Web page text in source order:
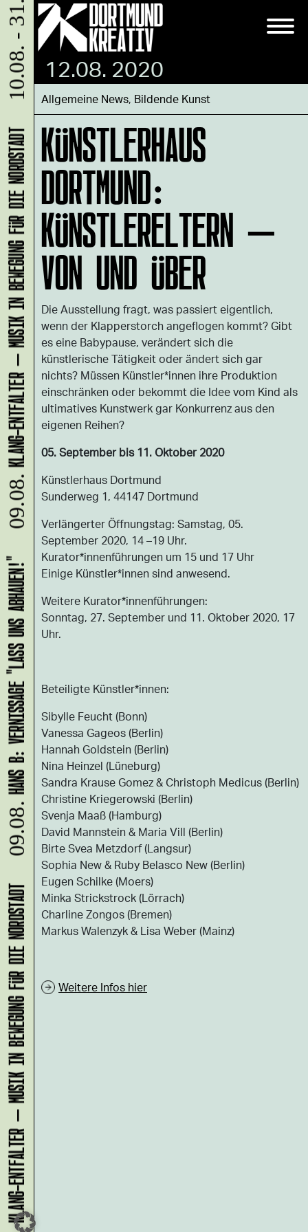
12.08. 2020
Allgemeine News, Bildende Kunst
KÜNSTLERHAUS
DORTMUND:
KÜNSTLERELTERN –
VON UND ÜBER
Die Ausstellung fragt, was passiert eigentlich,
wenn der Klapperstorch angeflogen kommt? Gibt
es eine Babypause, verändert sich die
künstlerische Tätigkeit oder ändert sich gar
nichts? Müssen Künstler*innen ihre Produktion
einschränken oder bekommt die Idee vom Kind als
ultimatives Kunstwerk gar Konkurrenz aus den
eigenen Reihen?
05. September bis 11. Oktober 2020
Künstlerhaus Dortmund
Sunderweg 1, 44147 Dortmund
Verlängerter Öffnungstag: Samstag, 05.
September 2020, 14 –19 Uhr.
Kurator*innenführungen um 15 und 17 Uhr
Einige Künstler*innen sind anwesend.
Weitere Kurator*innenführungen:
Sonntag, 27. September und 11. Oktober 2020, 17
Uhr.
Beteiligte Künstler*innen:
Sibylle Feucht (Bonn)
Vanessa Gageos (Berlin)
Hannah Goldstein (Berlin)
Nina Heinzel (Lüneburg)
Sandra Krause Gomez & Christoph Medicus (Berlin)
Christine Kriegerowski (Berlin)
Svenja Maaß (Hamburg)
David Mannstein & Maria Vill (Berlin)
Birte Svea Metzdorf (Langsur)
Sophia New & Ruby Belasco New (Berlin)
Eugen Schilke (Moers)
Minka Strickstrock (Lörrach)
Charline Zongos (Bremen)
Markus Walenzyk & Lisa Weber (Mainz)
Weitere Infos hier
KLANG-ENTFALTER – MUSIK IN BEWEGUNG FÜR DIE NORDSTADT
09.08.
HANS B: VERNISSAGE "LASS UNS ABHAUEN!"
09.08.
KLANG-ENTFALTER – MUSIK IN BEWEGUNG FÜR DIE NORDSTADT
10.08. - 31.08.